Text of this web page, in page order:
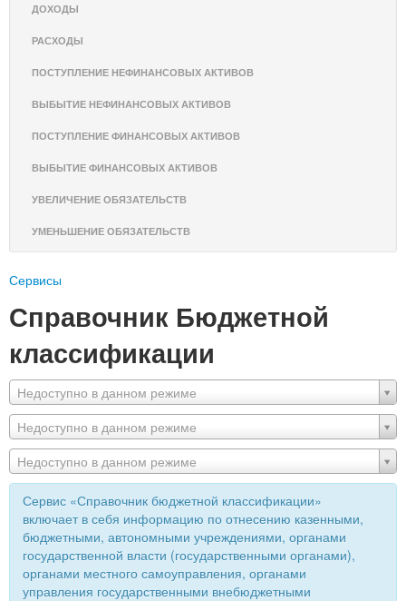
ДОХОДЫ
РАСХОДЫ
ПОСТУПЛЕНИЕ НЕФИНАНСОВЫХ АКТИВОВ
ВЫБЫТИЕ НЕФИНАНСОВЫХ АКТИВОВ
ПОСТУПЛЕНИЕ ФИНАНСОВЫХ АКТИВОВ
ВЫБЫТИЕ ФИНАНСОВЫХ АКТИВОВ
УВЕЛИЧЕНИЕ ОБЯЗАТЕЛЬСТВ
УМЕНЬШЕНИЕ ОБЯЗАТЕЛЬСТВ
Сервисы
Справочник Бюджетной
классификации
Недоступно в данном режиме
Недоступно в данном режиме
Недоступно в данном режиме
Сервис «Справочник бюджетной классификации»
включает в себя информацию по отнесению казенными,
бюджетными, автономными учреждениями, органами
государственной власти (государственными органами),
органами местного самоуправления, органами
управления государственными внебюджетными